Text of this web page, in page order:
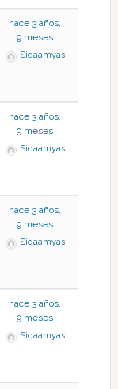
hace 3 años,
9 meses
Sidaamyas
hace 3 años,
9 meses
Sidaamyas
hace 3 años,
9 meses
Sidaamyas
hace 3 años,
9 meses
Sidaamyas